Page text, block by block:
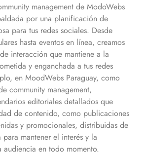
management de ModoWebs
por una planificación de
para tus redes sociales. Desde
hasta eventos en línea, creamos
interacción que mantiene a la
y enganchada a tus redes
en MoodWebs Paraguay, como
community management,
editoriales detallados que
de contenido, como publicaciones
y promocionales, distribuidas de
para mantener el interés y la
en todo momento.